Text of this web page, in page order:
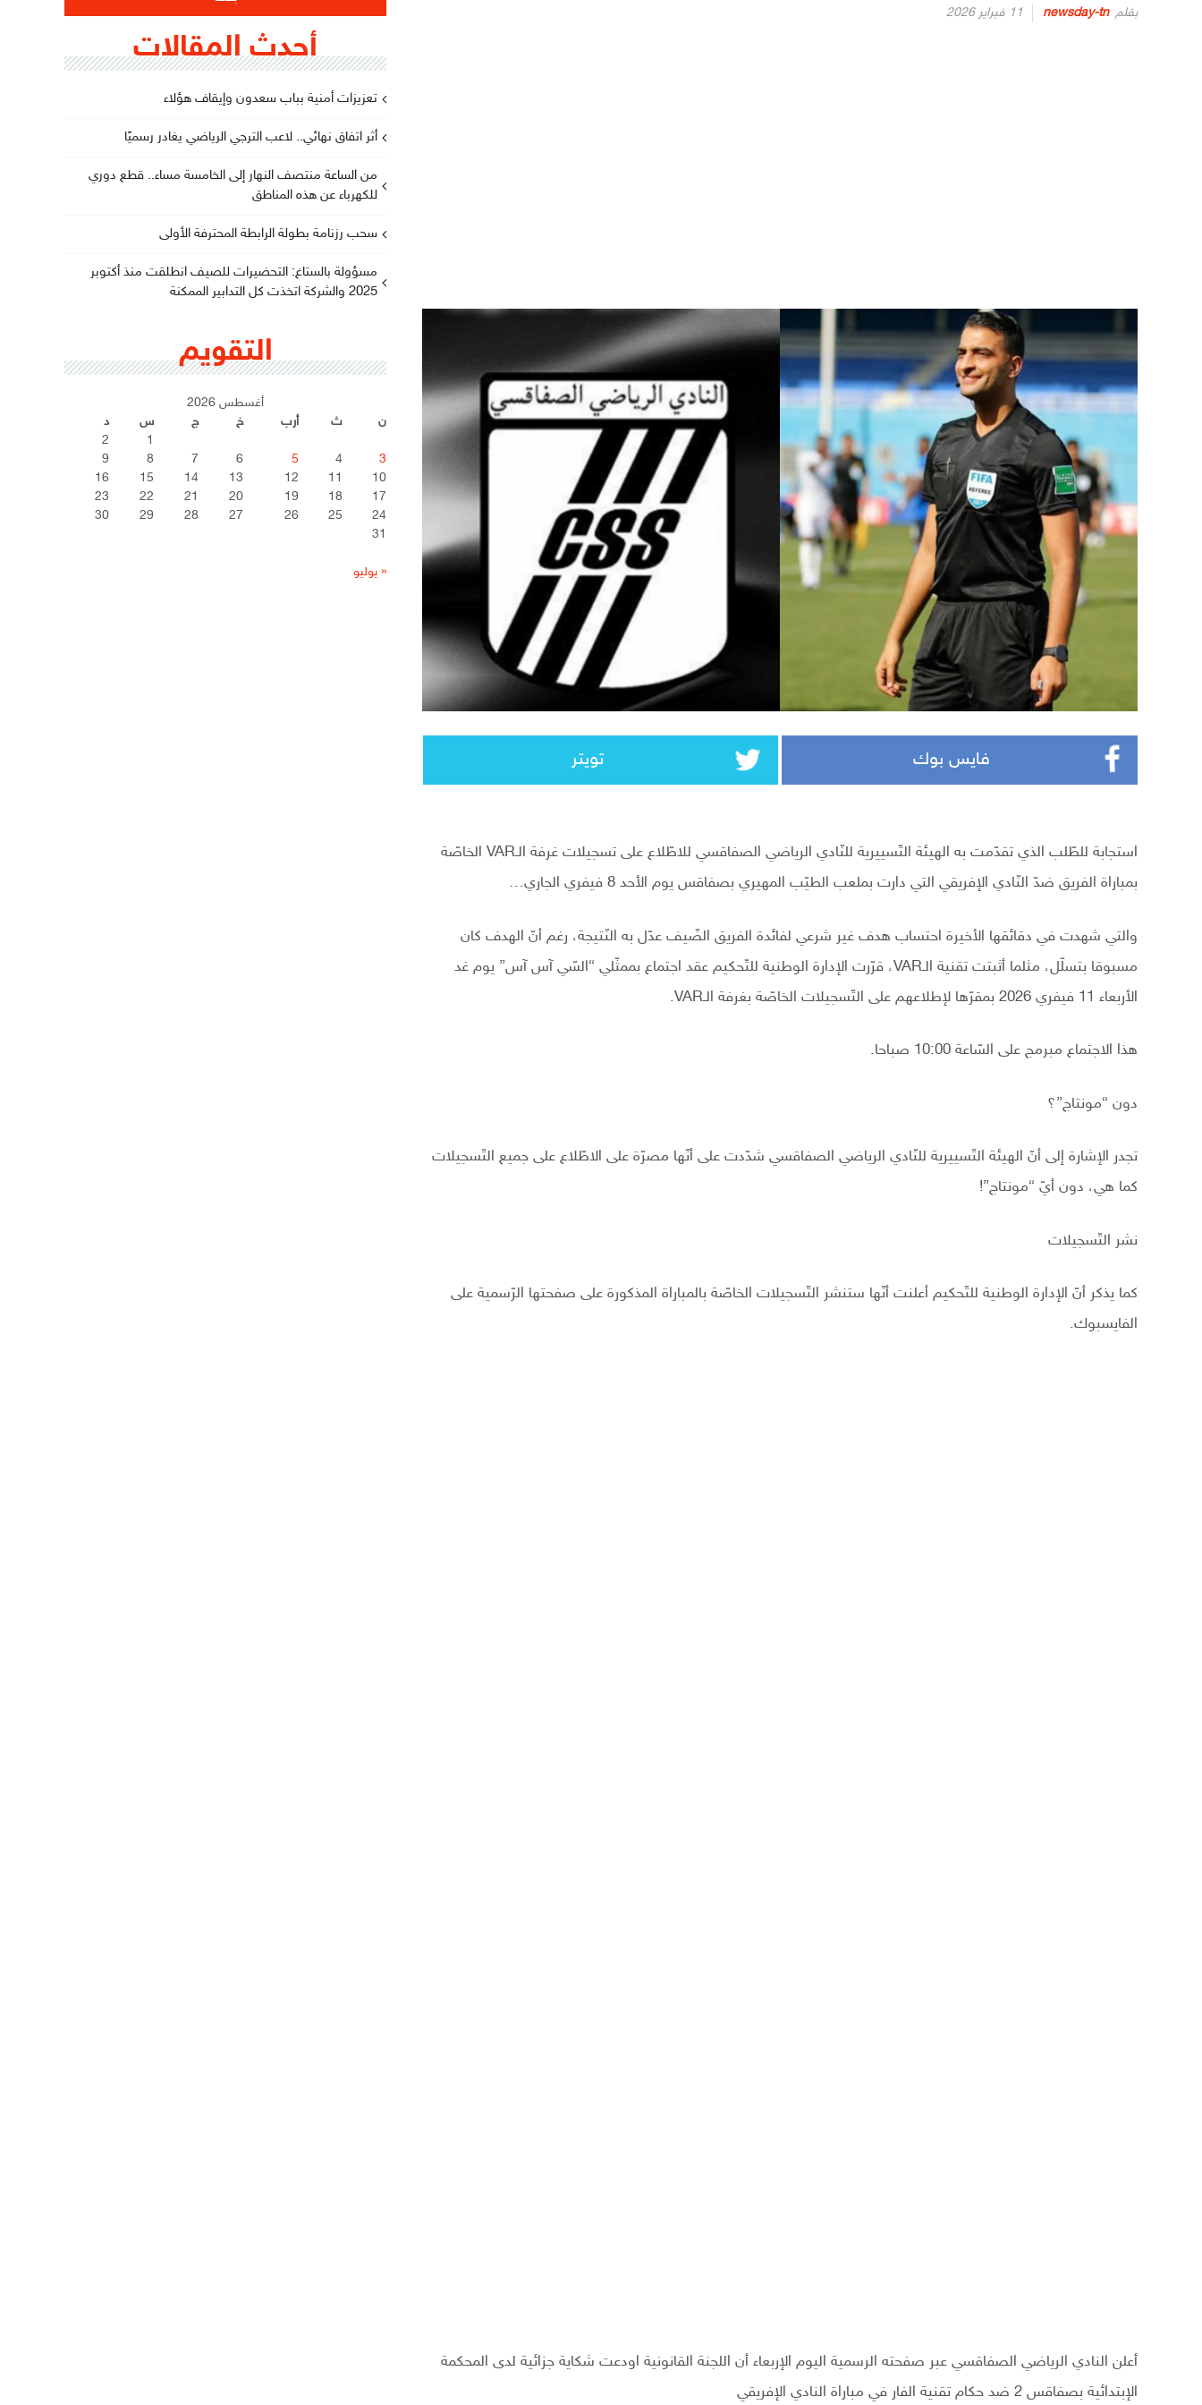
بقلم newsday-tn
Posted
11 فبراير 2026
فايس بوك تويتر
استجابة للطّلب الذي تقدّمت به الهيئة التّسييرية للنّادي الرياضي الصفاقسي للاطّلاع على تسجيلات غرفة الـVAR الخاصّة
بمباراة الفريق ضدّ النّادي الإفريقي التي دارت بملعب الطيّب المهيري بصفاقس يوم الأحد 8 فيفري الجاري…
والتي شهدت في دقائقها الأخيرة احتساب هدف غير شرعي لفائدة الفريق الضّيف عدّل به النّتيجة، رغم أنّ الهدف كان
مسبوقا بتسلّل، مثلما أثبتت تقنية الـVAR، قرّرت الإدارة الوطنية للتّحكيم عقد اجتماع بممثّلي “السّي آس آس” يوم غد
الأربعاء 11 فيفري 2026 بمقرّها لإطلاعهم على التّسجيلات الخاصّة بغرفة الـVAR.
هذا الاجتماع مبرمج على السّاعة 10:00 صباحا.
دون “مونتاج”؟
تجدر الإشارة إلى أنّ الهيئة التّسييرية للنّادي الرياضي الصفاقسي شدّدت على أنّها مصرّة على الاطّلاع على جميع التّسجيلات
كما هي، دون أيّ “مونتاج”!
نشر التّسجيلات
كما يذكر أنّ الإدارة الوطنية للتّحكيم أعلنت أنّها ستنشر التّسجيلات الخاصّة بالمباراة المذكورة على صفحتها الرّسمية على
الفايسبوك.
أعلن النادي الرياضي الصفاقسي عبر صفحته الرسمية اليوم الإربعاء أن اللجنة القانونية اودعت شكاية جزائية لدى المحكمة
الإبتدائية بصفاقس 2 ضد حكام تقنية الفار في مباراة النادي الإفريقي
أحدث المقالات
تعزيزات أمنية بباب سعدون وإيقاف هؤلاء
أثر اتفاق نهائي.. لاعب الترجي الرياضي يغادر رسميًا
من الساعة منتصف النهار إلى الخامسة مساء.. قطع دوري
للكهرباء عن هذه المناطق
سحب رزنامة بطولة الرابطة المحترفة الأولى
مسؤولة بالستاغ: التحضيرات للصيف انطلقت منذ أكتوبر
2025 والشركة اتخذت كل التدابير الممكنة
التقويم
أغسطس 2026
ن
ث أرب خ ج س
د
1
2
3
4
5
6
7
8
9
10
11
12
13
14
15
16
17
18
19
20
21
22
23
24
25
26
27
28
29
30
31
« يوليو